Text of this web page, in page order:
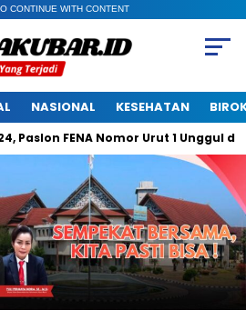
CONTINUE WITH CONTENT
NASIONAL KESEHATAN
Nomor Urut 1 Unggul di